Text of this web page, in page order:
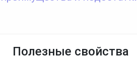
Полезные свойства